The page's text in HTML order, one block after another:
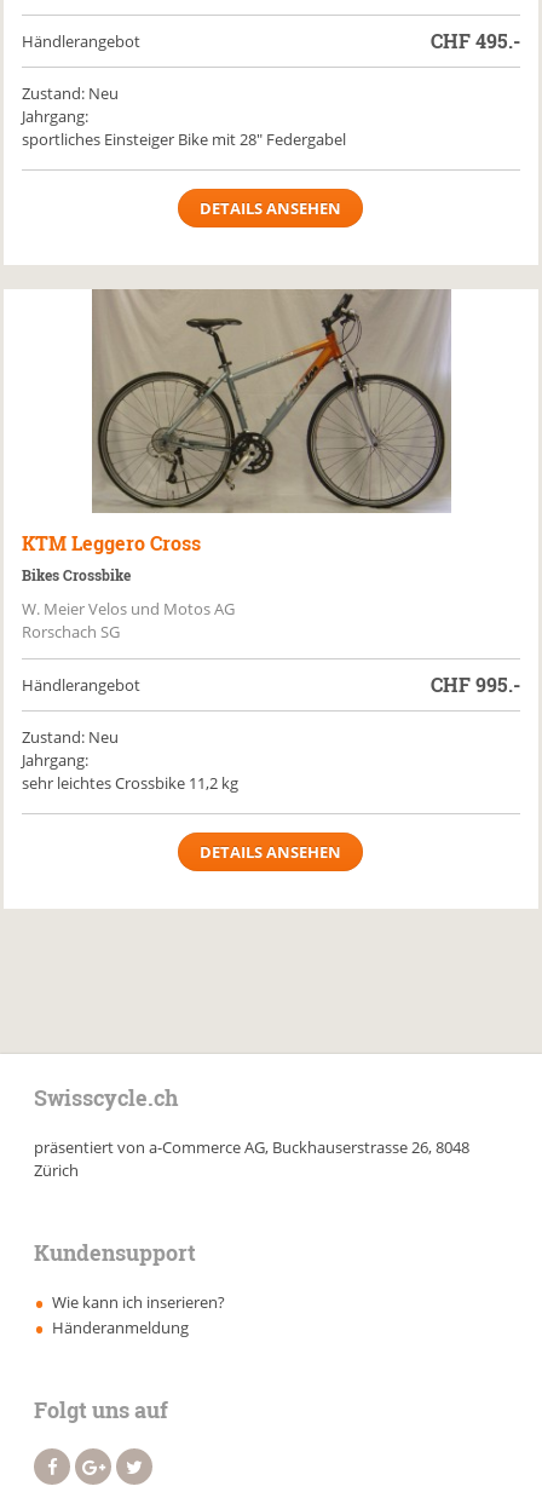
Händlerangebot CHF495.-
Zustand: Neu
Jahrgang:
sportliches Einsteiger Bike mit 28" Federgabel
DETAILS ANSEHEN
KTM Leggero Cross
Bikes Crossbike
W. Meier Velos und Motos AG
Rorschach SG
Händlerangebot CHF995.-
Zustand: Neu
Jahrgang:
sehr leichtes Crossbike 11,2 kg
DETAILS ANSEHEN
Swisscycle.ch
präsentiert von a-Commerce AG, Buckhauserstrasse 26, 8048
Zürich
Kundensupport
Wie kann ich inserieren?
Händeranmeldung
Folgt uns auf